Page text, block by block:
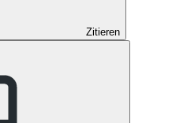
Zitieren